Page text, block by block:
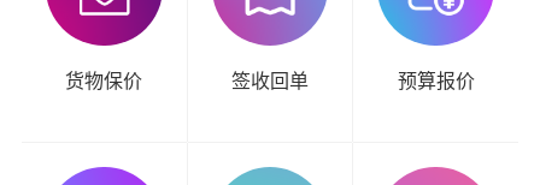
货物保价 签收回单 预算报价